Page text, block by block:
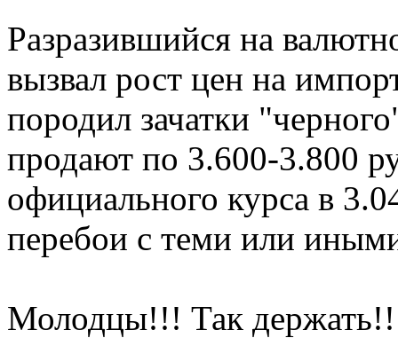
Разразившийся на
вызвал рост цен на
породил зачатки
продают по 3.600-3.800
официального курса в
перебои с теми или
Молодцы!!! Так